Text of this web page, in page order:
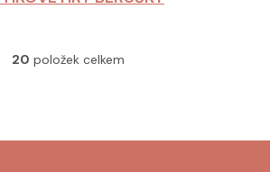
O
20 položek celkem